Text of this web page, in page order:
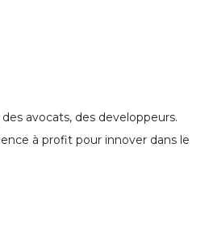
avocats, des developpeurs.
à profit pour innover dans le